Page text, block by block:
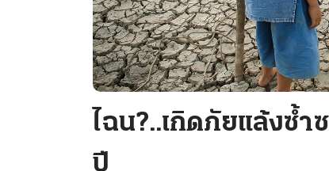
ไฉน?..เกิดภัยแล้งซ้
ปี